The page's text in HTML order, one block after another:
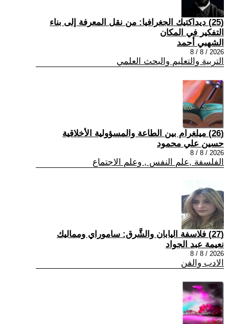
(25) ديداكتيك الجغرافيا: من نقل المعرفة إلى بناء
التفكير في المكان
الشهبي أحمد
2026 / 8 / 8
التربية والتعليم والبحث العلمي
(26) ميلغرام بين الطاعة والمسؤولية الأخلاقية
حسين علي محمود
2026 / 8 / 8
الفلسفة ,علم النفس , وعلم الاجتماع
(27) فلاسفة اليابان والشَّرق: ساموراي ومماليك
نعيمة عبد الجواد
2026 / 8 / 8
الادب والفن